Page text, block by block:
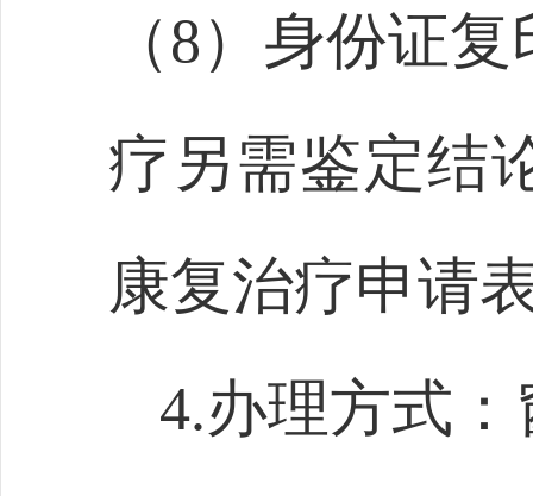
（8）身份证
疗另需鉴定结
康复治疗申请
4.办理方式